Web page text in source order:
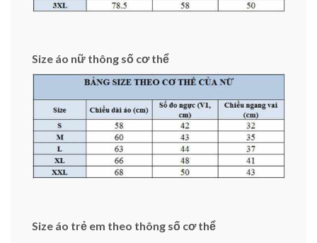
Size áo nữ thông số cơ thể
Size áo trẻ em theo thông số cơ thể